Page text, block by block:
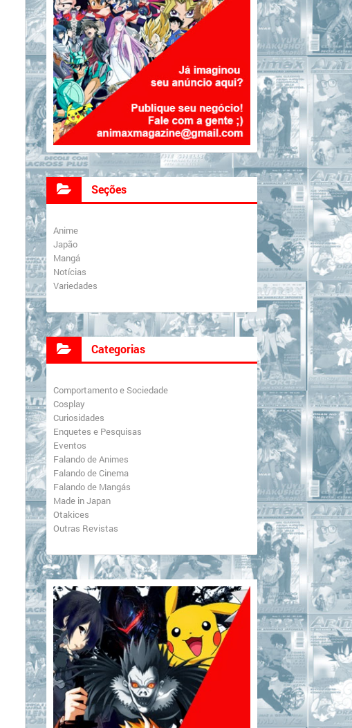
Seções
Anime
Japão
Mangá
Notícias
Variedades
Categorias
Comportamento e Sociedade
Cosplay
Curiosidades
Enquetes e Pesquisas
Eventos
Falando de Animes
Falando de Cinema
Falando de Mangás
Made in Japan
Otakices
Outras Revistas